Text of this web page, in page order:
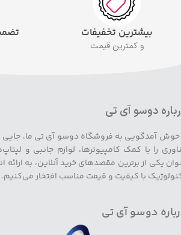
بیشترین تخفیفات
و کمترین قیمت
دوسو آی تی
خوش آمدگویی به فروشگاه دوسو آی تی ما، جایی
را با کمک کامپیوترها، لوازم جانبی و
یکی از برترین مقصدهای خرید آنلاین، به
با کیفیت و قیمت مناسب افتخار می‌کنیم.
دوسو آی تی